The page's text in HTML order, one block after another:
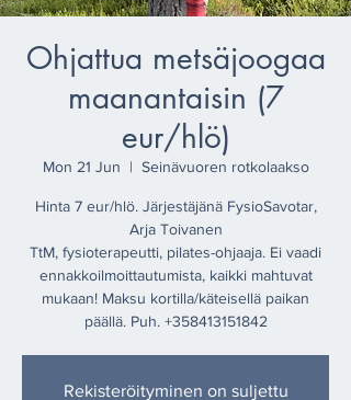
Ohjattua metsäjoogaa
maanantaisin (7
eur/hlö)
Mon 21 Jun
  |
Seinävuoren rotkolaakso
Hinta 7 eur/hlö. Järjestäjänä FysioSavotar,
Arja Toivanen
TtM, fysioterapeutti, pilates-ohjaaja. Ei vaadi
ennakkoilmoittautumista, kaikki mahtuvat
mukaan! Maksu kortilla/käteisellä paikan
päällä. Puh. +358413151842
Rekisteröityminen on suljettu